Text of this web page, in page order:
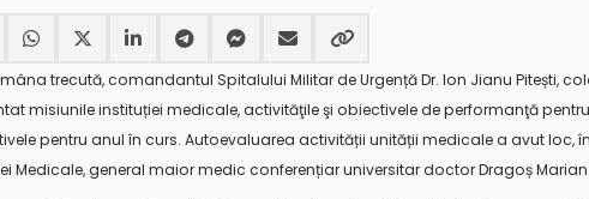
trecută, comandantul Spitalului Militar de Urgență Dr. Ion Jianu Pitești,
misiunile instituției medicale, activităţile şi obiectivele de performanţă
pentru anul în curs. Autoevaluarea activității unității medicale a avut loc,
Medicale, general maior medic conferențiar universitar doctor Dragoș